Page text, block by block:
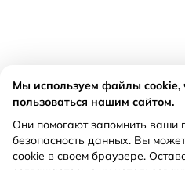
Мы используем файлы cookie,
пользоваться нашим сайтом.
Они помогают запомнить ваши
безопасность данных. Вы
cookie в своем браузере.